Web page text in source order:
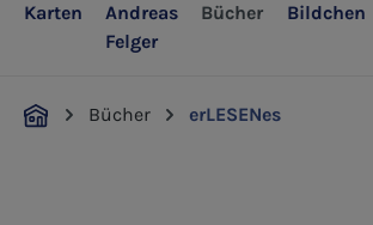
Karten
Andreas
Felger
Bücher Bildchen
Bücher erLESENes